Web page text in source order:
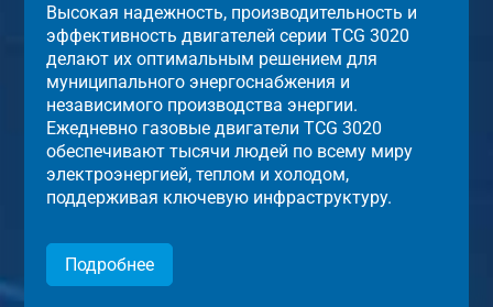
Высокая надежность, производительность и
эффективность двигателей серии TCG 3020
делают их оптимальным решением для
муниципального энергоснабжения и
независимого производства энергии.
Ежедневно газовые двигатели TCG 3020
обеспечивают тысячи людей по всему миру
электроэнергией, теплом и холодом,
поддерживая ключевую инфраструктуру.
Подробнее